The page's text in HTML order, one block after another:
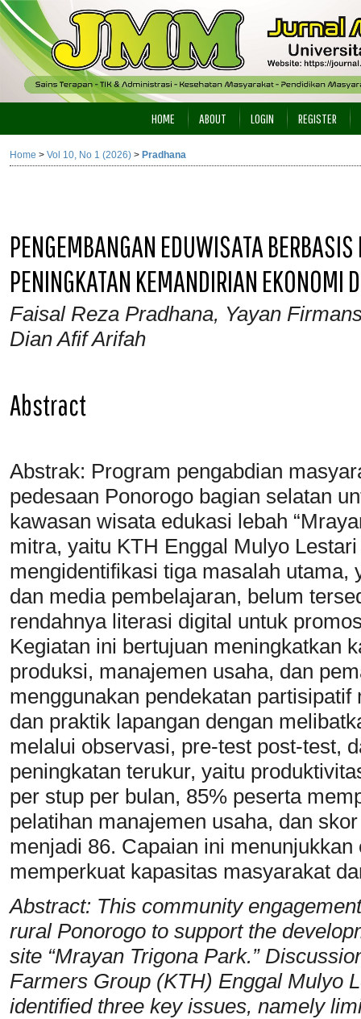
HOME ABOUT LOGIN REGISTER
Home > Vol 10, No 1 (2026) > Pradhana
PENGEMBANGAN EDUWISATA
PENINGKATAN KEMANDIRIAN EKONOMI
Faisal Reza Pradhana, Yayan
Dian Afif Arifah
Abstract
Abstrak: Program pengabdian
pedesaan Ponorogo bagian selatan
kawasan wisata edukasi lebah
mitra, yaitu KTH Enggal Mulyo
mengidentifikasi tiga masalah utama,
dan media pembelajaran, belum
rendahnya literasi digital untuk
Kegiatan ini bertujuan meningkatkan
produksi, manajemen usaha, dan
menggunakan pendekatan
dan praktik lapangan dengan
melalui observasi, pre-test post-test,
peningkatan terukur, yaitu
per stup per bulan, 85% peserta
pelatihan manajemen usaha, dan
menjadi 86. Capaian ini
memperkuat kapasitas masyarakat
Abstract: This community
rural Ponorogo to support the
site “Mrayan Trigona Park.”
Farmers Group (KTH) Enggal Mulyo
identified three key issues, namely